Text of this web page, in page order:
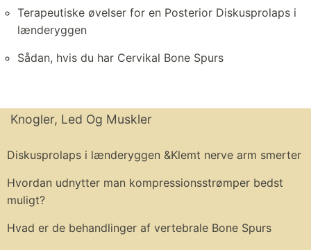
Terapeutiske øvelser for en Posterior Diskusprolaps i
lænderyggen
Sådan, hvis du har Cervikal Bone Spurs
Knogler, Led Og Muskler
Diskusprolaps i lænderyggen &Klemt nerve arm smerter
Hvordan udnytter man kompressionsstrømper bedst
muligt?
Hvad er de behandlinger af vertebrale Bone Spurs